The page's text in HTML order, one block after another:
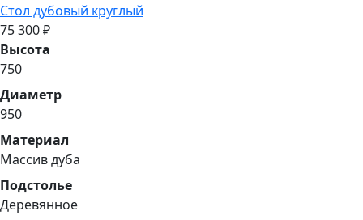
Стол дубовый круглый
75 300 ₽
Высота
750
Диаметр
950
Материал
Массив дуба
Подстолье
Деревянное